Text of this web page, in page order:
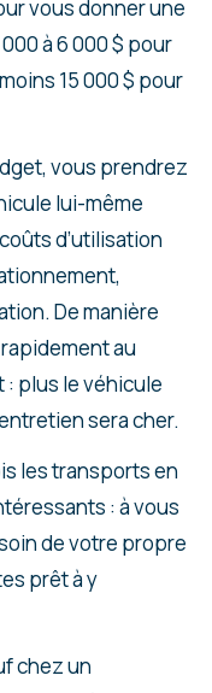
vous donner une
à 6 000 $ pour
15 000 $ pour
vous prendrez
lui-même
d’utilisation
De manière
au
: plus le véhicule
sera cher.
les transports en
: à vous
de votre propre
prêt à y
chez un